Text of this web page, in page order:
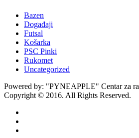
Bazen
Događaji
Futsal
Košarka
PSC Pinki
Rukomet
Uncategorized
Powered by: "PYNEAPPLE" Centar
Copyright © 2016. All Rights Reserved.